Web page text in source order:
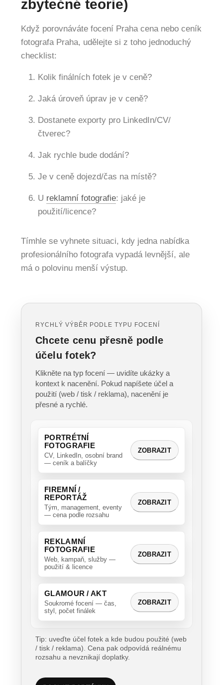
zbytečné teorie)
Když porovnáváte focení Praha cena nebo ceník
fotografa Praha, udělejte si z toho jednoduchý
checklist:
Kolik finálních fotek je v ceně?
Jaká úroveň úprav je v ceně?
Dostanete exporty pro LinkedIn/CV/
čtverec?
Jak rychle bude dodání?
Je v ceně dojezd/čas na místě?
U reklamní fotografie: jaké je
použití/licence?
Tímhle se vyhnete situaci, kdy jedna nabídka
profesionálního fotografa vypadá levnější, ale
má o polovinu menší výstup.
RYCHLÝ VÝBĚR PODLE TYPU FOCENÍ
Chcete cenu přesně podle
účelu fotek?
Klikněte na typ focení — uvidíte ukázky a
kontext k nacenění. Pokud napíšete účel a
použití (web / tisk / reklama), nacenění je
přesné a rychlé.
PORTRÉTNÍ
FOTOGRAFIE
CV, LinkedIn, osobní brand
— ceník a balíčky
ZOBRAZIT
FIREMNÍ /
REPORTÁŽ
Tým, management, eventy
— cena podle rozsahu
ZOBRAZIT
REKLAMNÍ
FOTOGRAFIE
Web, kampaň, služby —
použití & licence
ZOBRAZIT
GLAMOUR / AKT
Soukromé focení — čas,
styl, počet finálek
ZOBRAZIT
Tip: uveďte účel fotek a kde budou použité (web
/ tisk / reklama). Cena pak odpovídá reálnému
rozsahu a nevznikají doplatky.